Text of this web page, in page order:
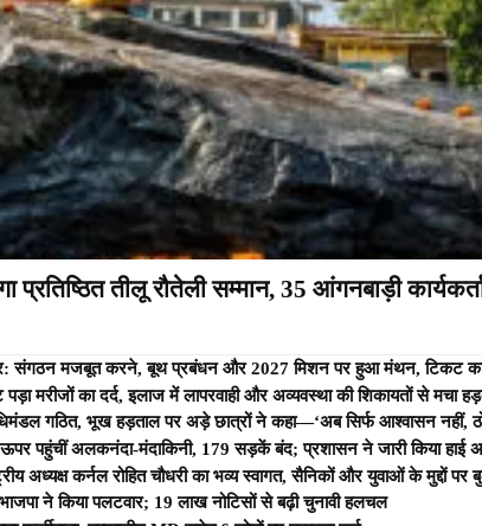
तीलू रौतेली सम्मान, 35 आंगनबाड़ी
संगठन मजबूत करने, बूथ प्रबंधन और 2027 मिशन पर हुआ मंथन, टिकट
मरीजों का दर्द, इलाज में लापरवाही और अव्यवस्था की शिकायतों से मचा
गठित, भूख हड़ताल पर अड़े छात्रों ने कहा—‘अब सिर्फ आश्वासन नहीं,
पहुंचीं अलकनंदा-मंदाकिनी, 179 सड़कें बंद; प्रशासन ने जारी किया हाई
अध्यक्ष कर्नल रोहित चौधरी का भव्य स्वागत, सैनिकों और युवाओं के मुद्दों
ने किया पलटवार; 19 लाख नोटिसों से बढ़ी चुनावी हलचल